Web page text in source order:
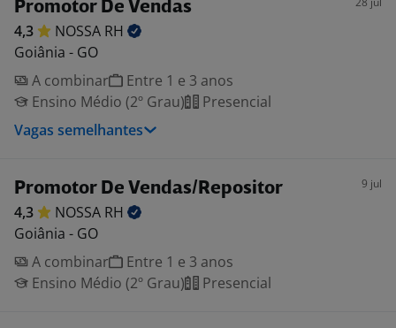
Promotor De Vendas
4,3 NOSSA RH
Goiânia - GO
A combinar
Entre 1 e 3 anos
Ensino Médio (2º Grau)
Presencial
Vagas semelhantes
Promotor De Vendas/Repositor 9 jul
4,3 NOSSA RH
Goiânia - GO
A combinar
Entre 1 e 3 anos
Ensino Médio (2º Grau)
Presencial